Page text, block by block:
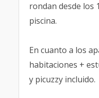
rondan desde los
piscina.
En cuanto a los
habitaciones +
y picuzzy incluido.